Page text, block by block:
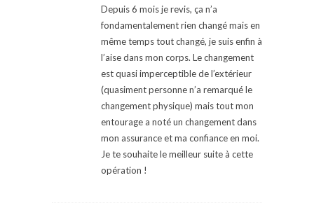
Depuis 6 mois je revis, ça n’a
fondamentalement rien changé mais en
même temps tout changé, je suis enfin à
l’aise dans mon corps. Le changement
est quasi imperceptible de l’extérieur
(quasiment personne n’a remarqué le
changement physique) mais tout mon
entourage a noté un changement dans
mon assurance et ma confiance en moi.
Je te souhaite le meilleur suite à cette
opération !